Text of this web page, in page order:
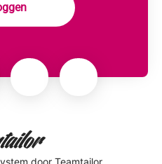
door Teamtailor